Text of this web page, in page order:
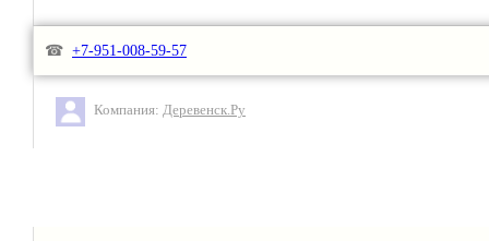
☎ +7-951-008-59-57
Компания: Деревенск.Ру